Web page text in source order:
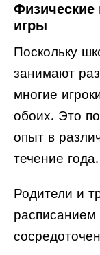
Физические
игры
Поскольку
занимают
многие
обоих. Это
опыт в
течение года.
Родители и
расписанием